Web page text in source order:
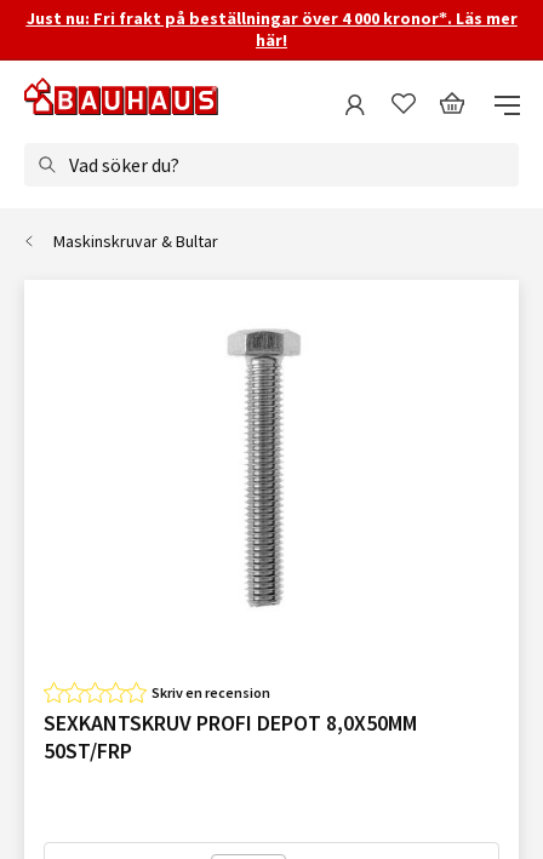
Just nu: Fri frakt på beställningar över 4 000 kronor*. Läs mer
här!
Vad söker du?
Maskinskruvar & Bultar
Skriv en recension
SEXKANTSKRUV PROFI DEPOT 8,0X50MM
50ST/FRP